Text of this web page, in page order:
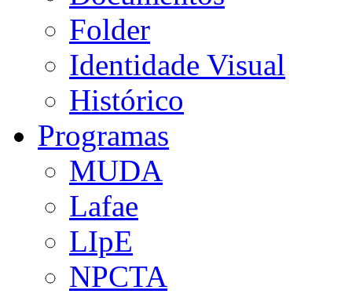
Folder
Identidade Visual
Histórico
Programas
MUDA
Lafae
LIpE
NPCTA